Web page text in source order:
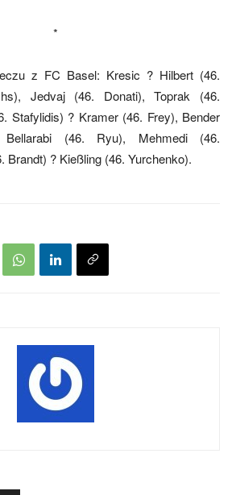
*
z FC Basel: Kresic ? Hilbert (46.
Jedvaj (46. Donati), Toprak (46.
Stafylidis) ? Kramer (46. Frey), Bender
(46. Ryu), Mehmedi (46.
Brandt) ? Kießling (46. Yurchenko).